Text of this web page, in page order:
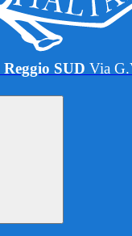
Reggio SUD Via